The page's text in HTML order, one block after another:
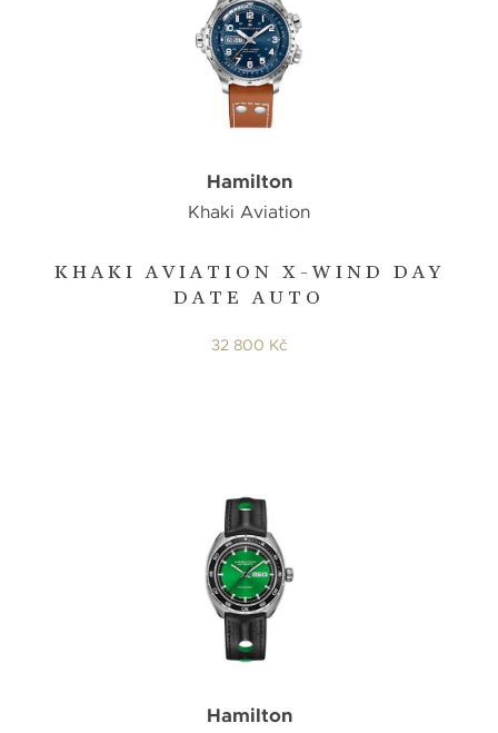
KHAKI AVIATION X-WIND DAY
DATE AUTO
Hamilton
Khaki Aviation
32 800 Kč
Hamilton